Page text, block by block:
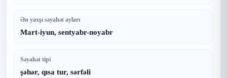
Ən yaxşı səyahət ayları
Mart-iyun, sentyabr-noyabr
Səyahət tipi
şəhər, qısa tur, sərfəli